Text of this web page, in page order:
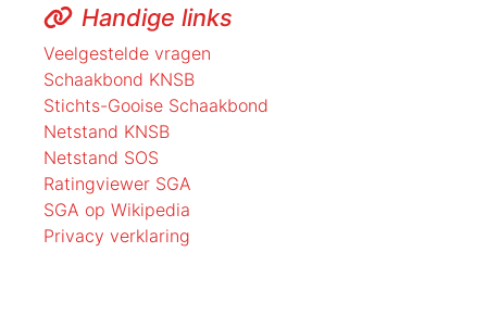
Handige links
Veelgestelde vragen
Schaakbond KNSB
Stichts-Gooise Schaakbond
Netstand KNSB
Netstand SOS
Ratingviewer SGA
SGA op Wikipedia
Privacy verklaring